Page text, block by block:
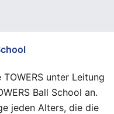
unter Leitung
Ball School an.
jeden Alters, die die